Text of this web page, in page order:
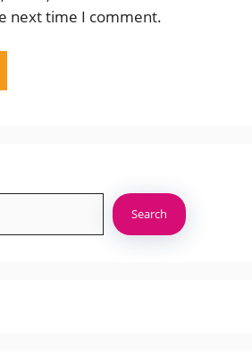
next time I comment.
Search